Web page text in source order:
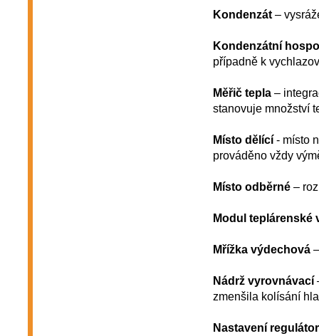
Kondenzát–
Kondenzátní
případně k
Měřič tepla–
stanovuje množství
Místo dělící- místo
prováděno vždy
Místo odběrné–
Modul teplárenské
Mřížka výdechová–
Nádrž vyrovnávací
zmenšila kolísání
Nastavení